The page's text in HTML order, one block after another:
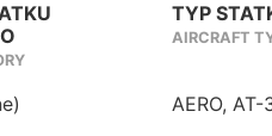
TYP
AIRCRAFT
AERO, AT-